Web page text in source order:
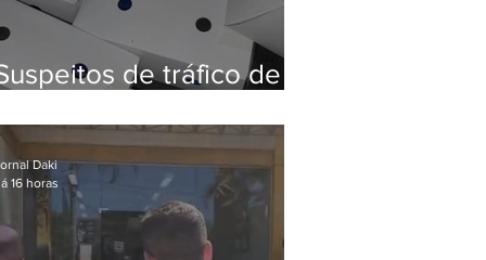
de tráfico de
com 50 aves
Daki
16 horas